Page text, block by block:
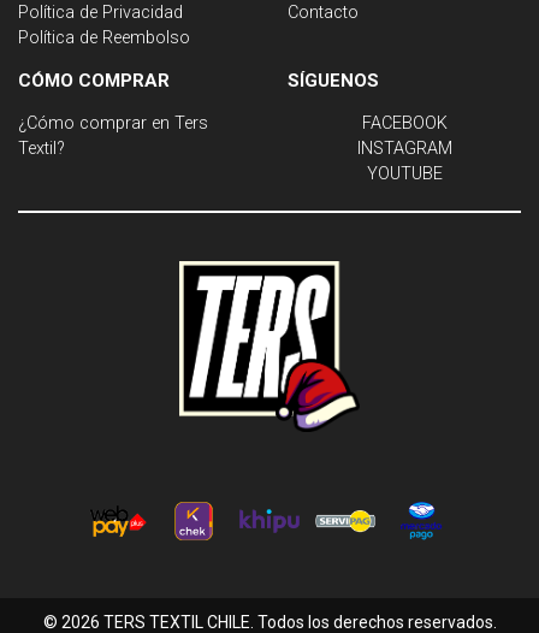
Política de Privacidad
Política de Reembolso
Contacto
CÓMO COMPRAR
¿Cómo comprar en Ters
Textil?
SÍGUENOS
FACEBOOK
INSTAGRAM
YOUTUBE
© 2026 TERS TEXTIL CHILE. Todos los derechos reservados.